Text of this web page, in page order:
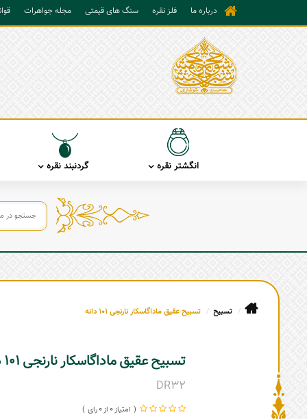
درباره ما فلز نقره سنگ های قیمتی مجله جواهرات
انگشتر نقره گردنبند نقره
تسبیح تسبیح عقیق ماداگاسکار نارنجی 101 دانه
تسبیح عقیق ماداگاسکار نارنجی 101 دانه
DR32
0
0